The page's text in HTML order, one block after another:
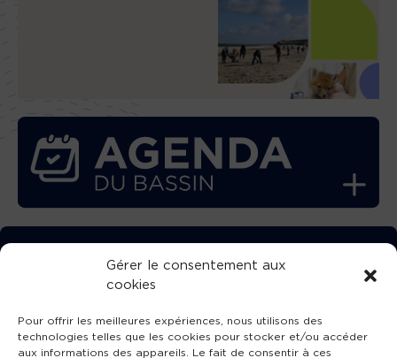
Gérer le consentement aux
cookies
Pour offrir les meilleures expériences, nous utilisons des
technologies telles que les cookies pour stocker et/ou accéder
aux informations des appareils. Le fait de consentir à ces
TÉLÉCHARGEZ GRATUITEMENT
L’APPLICATION TVBA !